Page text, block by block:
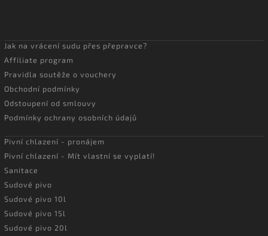
Jak na vrácení sudu přes přepravce?
Affiliate program
Pravidla soutěže o vouchery
Obchodní podmínky
Odstoupení od smlouvy
Podmínky ochrany osobních údajů
Pivní chlazení - pronájem
Pivní chlazení - Mít vlastní se vyplatí!
Sanitace
Sudové pivo
Sudové pivo 10l
Sudové pivo 15l
Sudové pivo 20l